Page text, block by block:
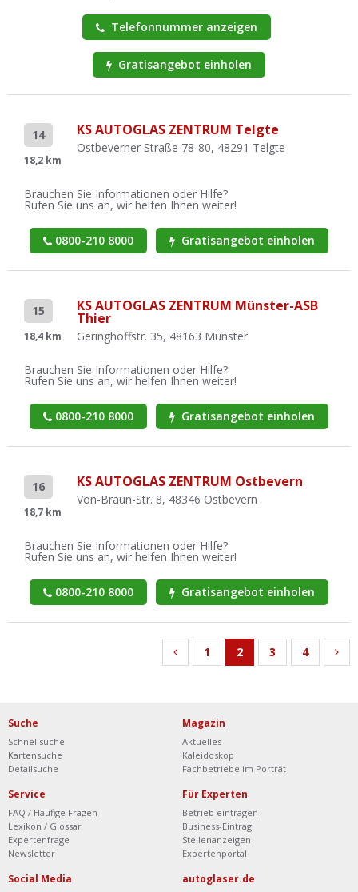
Telefonnummer anzeigen
Gratisangebot einholen
14
18,2 km
KS AUTOGLAS ZENTRUM Telgte
Ostbeverner Straße 78-80, 48291 Telgte
Brauchen Sie Informationen oder Hilfe?
Rufen Sie uns an, wir helfen Ihnen weiter!
0800-210 8000 Gratisangebot einholen
15
18,4 km
KS AUTOGLAS ZENTRUM Münster-ASB
Thier
Geringhoffstr. 35, 48163 Münster
Brauchen Sie Informationen oder Hilfe?
Rufen Sie uns an, wir helfen Ihnen weiter!
0800-210 8000 Gratisangebot einholen
16
18,7 km
KS AUTOGLAS ZENTRUM Ostbevern
Von-Braun-Str. 8, 48346 Ostbevern
Brauchen Sie Informationen oder Hilfe?
Rufen Sie uns an, wir helfen Ihnen weiter!
0800-210 8000 Gratisangebot einholen
1 2 3 4
Suche
Schnellsuche
Kartensuche
Detailsuche
Magazin
Aktuelles
Kaleidoskop
Fachbetriebe im Porträt
Service
FAQ / Häufige Fragen
Lexikon / Glossar
Expertenfrage
Newsletter
Für Experten
Betrieb eintragen
Business-Eintrag
Stellenanzeigen
Expertenportal
Social Media autoglaser.de